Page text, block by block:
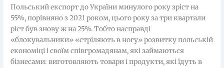
Польський експорт до України минулого року зріст на
55%, порівняно з 2021 роком, цього року за три квартали
ріст був знову ж на 25%. Тобто насправді
«блокувальники» «стріляють в ногу» розвитку польській
економіці і своїм співгромадянам, які займаються
бізнесами: виготовляють товари і продукти, які їдуть в